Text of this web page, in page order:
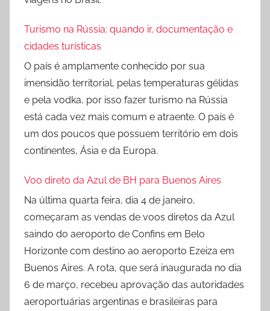
Turismo na Rússia: quando ir, documentação e
cidades turísticas
O país é amplamente conhecido por sua
imensidão territorial, pelas temperaturas gélidas
e pela vodka, por isso fazer turismo na Rússia
está cada vez mais comum e atraente. O país é
um dos poucos que possuem território em dois
continentes, Ásia e da Europa.
Voo direto da Azul de BH para Buenos Aires
Na última quarta feira, dia 4 de janeiro,
começaram as vendas de voos diretos da Azul
saindo do aeroporto de Confins em Belo
Horizonte com destino ao aeroporto Ezeiza em
Buenos Aires. A rota, que será inaugurada no dia
6 de março, recebeu aprovação das autoridades
aeroportuárias argentinas e brasileiras para